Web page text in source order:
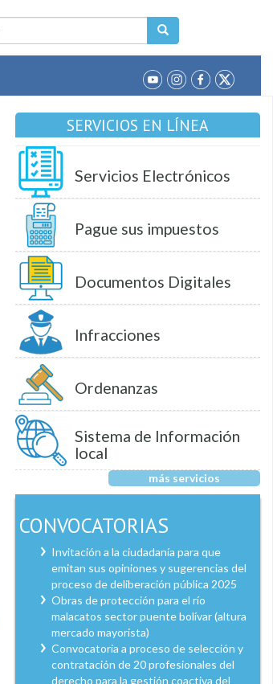
SERVICIOS EN LÍNEA
Servicios Electrónicos
Pague sus impuestos
Documentos Digitales
Infracciones
Ordenanzas
Sistema de Información
local
más servicios
CONVOCATORIAS
Invitación a la ciudadanía para que
emitan sus opiniones y sugerencias del
proceso de deliberación pública 2025
Obras de protección para el río
malacatos sector puente bolívar (altura
mercado mayorista)
Convocatoria a proceso de selección y
contratación de 20 profesionales del
derecho para la gestión coactiva del